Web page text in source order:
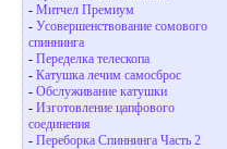
- Митчел Премиум
- Усовершенствование сомового
спиннинга
- Переделка телескопа
- Катушка лечим самосброс
- Обслуживание катушки
- Изготовление цапфового
соединения
- Переборка Спиннинга Часть 2